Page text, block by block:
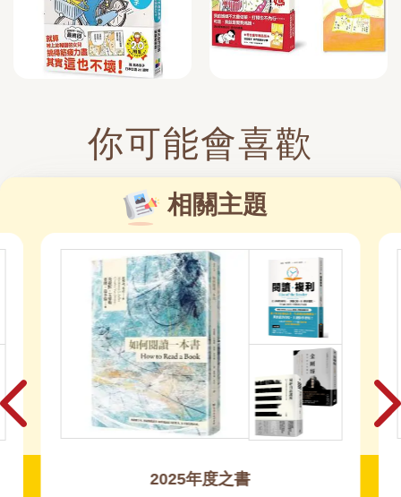
你可能會喜歡
相關主題
2025年度之書